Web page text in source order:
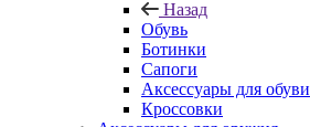
Назад
Обувь
Ботинки
Сапоги
Аксессуары для обуви
Кроссовки